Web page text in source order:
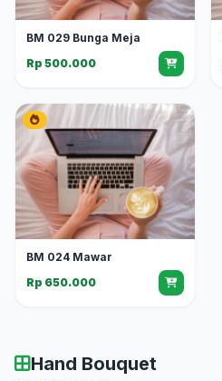
BM 029 Bunga Meja
Rp 500.000
BM 024 Mawar
Rp 650.000
Hand Bouquet